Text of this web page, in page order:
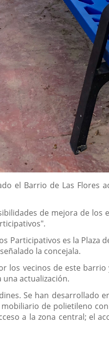
el Barrio de Las
de mejora de
es la Plaza
la concejala.
los vecinos de este
actualización.
Se han desarrollado
de polietileno
a la zona central; el